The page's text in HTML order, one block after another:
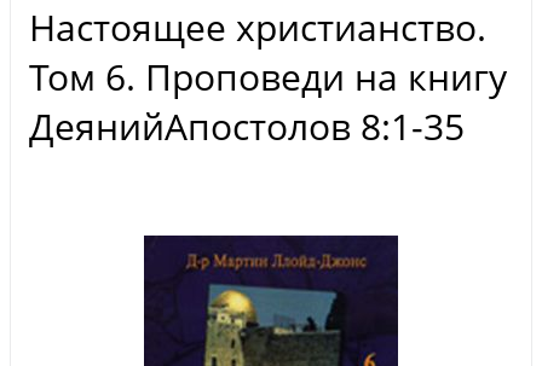
Настоящее христианство.
Том 6. Проповеди на книгу
ДеянийАпостолов 8:1-35